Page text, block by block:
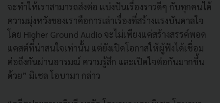
จะทำให้เราสามารถส่งต่อ แบ่งปันเรื่องราวดีๆ กับทุกคนได้
ความมุ่งหวังของเราคือการเล่าเรื่องที่สร้างแรงบันดาลใจ
โดย Higher Ground Audio จะไม่เพียงแค่สร้างสรรค์พอด
แคสต์ที่น่าสนใจเท่านั้น แต่ยังเปิดโอกาสให้ผู้ฟังได้เชื่อม
ต่อถึงกันผ่านอารมณ์ ความรู้สึก และเปิดใจต่อกันมากขึ้น
ด้วย” มิเชล โอบามา กล่าว